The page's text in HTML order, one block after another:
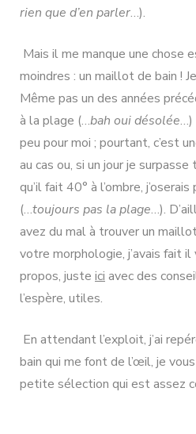
rien que d’en parler…).
Mais il me manque une chose
moindres : un maillot de bain !
Même pas un des années
à la plage (…bah oui désolée…)
peu pour moi ; pourtant, c’est
au cas ou, si un jour je
qu’il fait 40° à l’ombre,
(…toujours pas la plage…).
avez du mal à trouver un
votre morphologie, j’avais fait il
propos, juste ici avec des
l’espère, utiles.
En attendant l’exploit, j’ai
bain qui me font de l’œil, je
petite sélection qui est assez